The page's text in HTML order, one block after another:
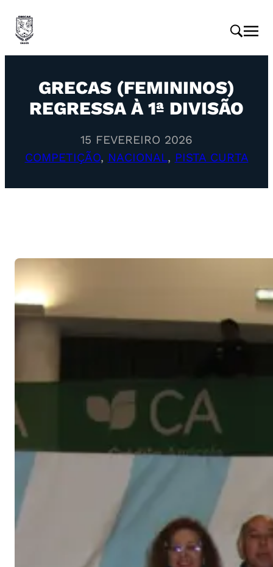
GRECAS (FEMININOS)
REGRESSA À 1ª DIVISÃO
15 FEVEREIRO 2026
COMPETIÇÃO, NACIONAL, PISTA CURTA